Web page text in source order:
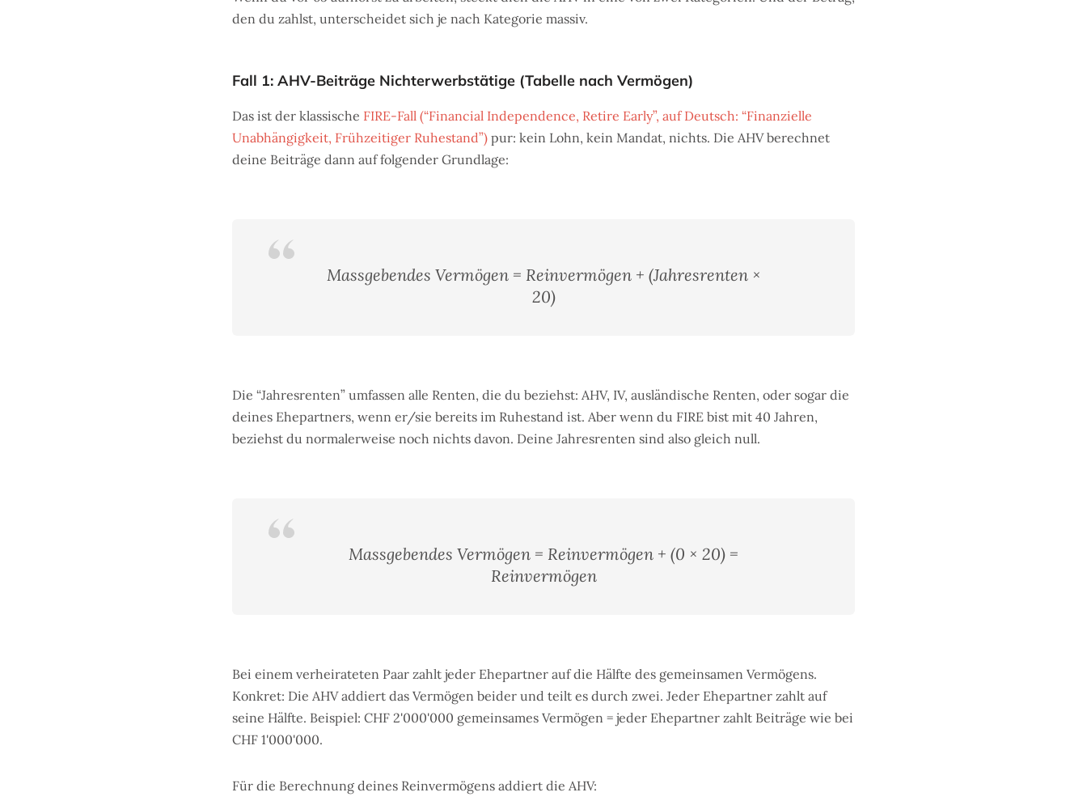
den du zahlst, unterscheidet sich je nach Kategorie massiv.
Fall 1: AHV-Beiträge Nichterwerbstätige (Tabelle nach Vermögen)
Das ist der klassische FIRE-Fall (“Financial Independence, Retire Early”, auf Deutsch: “Finanzielle
Unabhängigkeit, Frühzeitiger Ruhestand”) pur: kein Lohn, kein Mandat, nichts. Die AHV berechnet
deine Beiträge dann auf folgender Grundlage:
Massgebendes Vermögen = Reinvermögen + (Jahresrenten ×
20)
Die “Jahresrenten” umfassen alle Renten, die du beziehst: AHV, IV, ausländische Renten, oder sogar die
deines Ehepartners, wenn er/sie bereits im Ruhestand ist. Aber wenn du FIRE bist mit 40 Jahren,
beziehst du normalerweise noch nichts davon. Deine Jahresrenten sind also gleich null.
Massgebendes Vermögen = Reinvermögen + (0 × 20) =
Reinvermögen
Bei einem verheirateten Paar zahlt jeder Ehepartner auf die Hälfte des gemeinsamen Vermögens.
Konkret: Die AHV addiert das Vermögen beider und teilt es durch zwei. Jeder Ehepartner zahlt auf
seine Hälfte. Beispiel: CHF 2'000'000 gemeinsames Vermögen = jeder Ehepartner zahlt Beiträge wie bei
CHF 1'000'000.
Für die Berechnung deines Reinvermögens addiert die AHV: